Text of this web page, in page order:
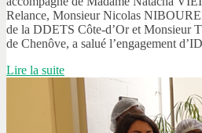
Relance, Monsieur Nicolas
de la DDETS Côte-d’Or et Monsieur
de Chenôve, a salué l’engagement
Lire la suite